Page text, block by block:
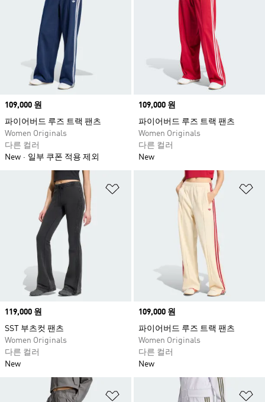
Price
109,000 원
파이어버드 루즈 트랙 팬츠
Women Originals
다른 컬러
New
일부 쿠폰 적용 제외
Price
109,000 원
파이어버드 루즈 트랙 팬츠
Women Originals
다른 컬러
New
위시리스트 담기
Price
119,000 원
SST 부츠컷 팬츠
Women Originals
다른 컬러
New
Price
109,000 원
파이어버드 루즈 트랙 팬츠
Women Originals
다른 컬러
New
위시리스트 담기